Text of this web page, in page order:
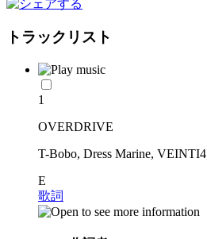
トラックリスト
1
OVERDRIVE
T-Bobo, Dress Marine, VEINTI4
E
歌詞